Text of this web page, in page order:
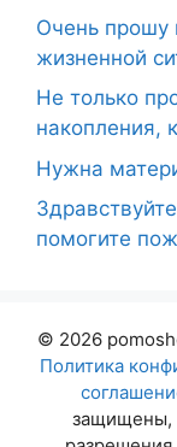
Очень прошу
жизненной
Не только
накопления,
Нужна
помогите
© 2026
Политика
защищены,